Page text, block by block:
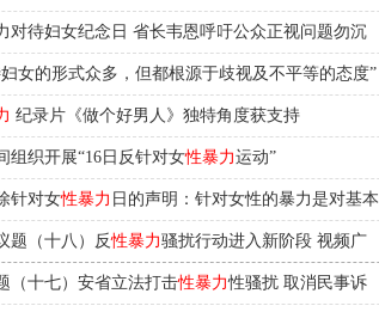
对待妇女纪念日 省长韦恩呼吁公众正视问题勿沉
女的形式众多，但都根源于歧视及不平等的态度”
纪录片《做个好男人》独特角度获支持
组织开展“16日反针对女性暴力运动”
针对女性暴力 日的声明：针对女性的暴力是对基本
题（十八）反性暴力骚扰行动进入新阶段 视频广
（十七）安省立法打击性暴力性骚扰 取消民事诉